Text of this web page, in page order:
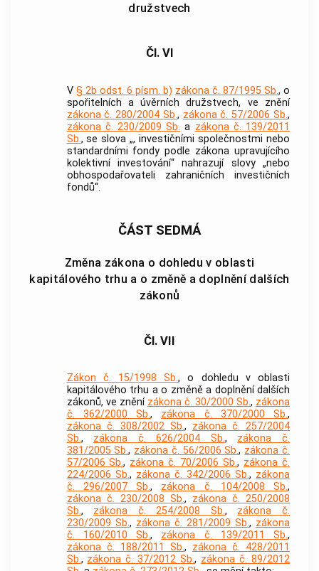
družstvech
Čl. VI
V § 2b odst. 6 písm. b) zákona č. 87/1995 Sb., o
spořitelních a úvěrních družstvech, ve znění
zákona č. 280/2004 Sb., zákona č. 57/2006 Sb.,
zákona č. 230/2009 Sb. a zákona č. 139/2011
Sb., se slova „, investičními společnostmi nebo
standardními fondy podle zákona upravujícího
kolektivní investování“ nahrazují slovy „nebo
obhospodařovateli zahraničních investičních
fondů“.
ČÁST SEDMÁ
Změna zákona o dohledu v oblasti
kapitálového trhu a o změně a doplnění dalších
zákonů
Čl. VII
Zákon č. 15/1998 Sb., o dohledu v oblasti
kapitálového trhu a o změně a doplnění dalších
zákonů, ve znění zákona č. 30/2000 Sb., zákona
č. 362/2000 Sb., zákona č. 370/2000 Sb.,
zákona č. 308/2002 Sb., zákona č. 257/2004
Sb., zákona č. 626/2004 Sb., zákona č.
381/2005 Sb., zákona č. 56/2006 Sb., zákona č.
57/2006 Sb., zákona č. 70/2006 Sb., zákona č.
224/2006 Sb., zákona č. 342/2006 Sb., zákona
č. 296/2007 Sb., zákona č. 104/2008 Sb.,
zákona č. 230/2008 Sb., zákona č. 250/2008
Sb., zákona č. 254/2008 Sb., zákona č.
230/2009 Sb., zákona č. 281/2009 Sb., zákona
č. 160/2010 Sb., zákona č. 139/2011 Sb.,
zákona č. 188/2011 Sb., zákona č. 428/2011
Sb., zákona č. 37/2012 Sb., zákona č. 89/2012